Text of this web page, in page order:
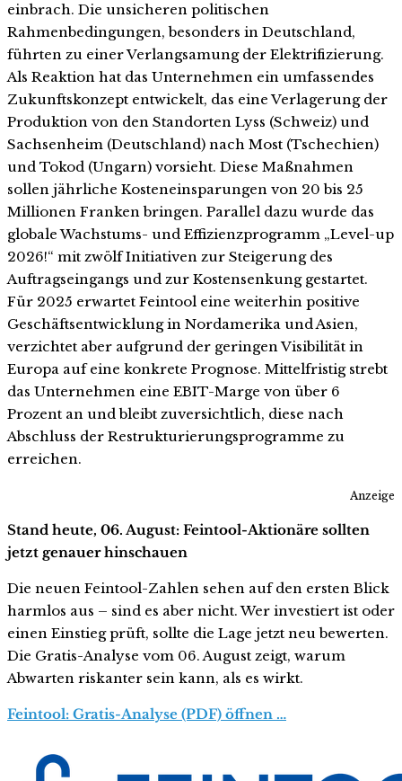
einbrach. Die unsicheren politischen
Rahmenbedingungen, besonders in Deutschland,
führten zu einer Verlangsamung der Elektrifizierung.
Als Reaktion hat das Unternehmen ein umfassendes
Zukunftskonzept entwickelt, das eine Verlagerung der
Produktion von den Standorten Lyss (Schweiz) und
Sachsenheim (Deutschland) nach Most (Tschechien)
und Tokod (Ungarn) vorsieht. Diese Maßnahmen
sollen jährliche Kosteneinsparungen von 20 bis 25
Millionen Franken bringen. Parallel dazu wurde das
globale Wachstums- und Effizienzprogramm „Level-up
2026!“ mit zwölf Initiativen zur Steigerung des
Auftragseingangs und zur Kostensenkung gestartet.
Für 2025 erwartet Feintool eine weiterhin positive
Geschäftsentwicklung in Nordamerika und Asien,
verzichtet aber aufgrund der geringen Visibilität in
Europa auf eine konkrete Prognose. Mittelfristig strebt
das Unternehmen eine EBIT-Marge von über 6
Prozent an und bleibt zuversichtlich, diese nach
Abschluss der Restrukturierungsprogramme zu
erreichen.
Anzeige
Stand heute, 06. August: Feintool-Aktionäre sollten
jetzt genauer hinschauen
Die neuen Feintool-Zahlen sehen auf den ersten Blick
harmlos aus – sind es aber nicht. Wer investiert ist oder
einen Einstieg prüft, sollte die Lage jetzt neu bewerten.
Die Gratis-Analyse vom 06. August zeigt, warum
Abwarten riskanter sein kann, als es wirkt.
Feintool: Gratis-Analyse (PDF) öffnen …